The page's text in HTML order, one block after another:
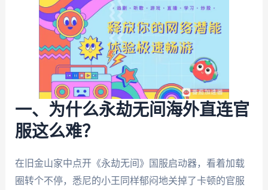
一、为什么永劫无间海外直连官
服这么难？
在旧金山家中点开《永劫无间》国服启动器，看着加载
圈转个不停，悉尼的小王同样郁闷地关掉了卡顿的官服